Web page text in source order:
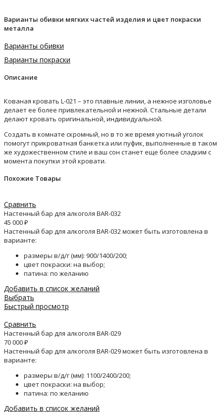
Варианты обивки мягких частей изделия и цвет покраски
металла
Варианты обивки
Варианты покраски
Описание
Кованая кровать L-021 – это плавные линии, а нежное изголовье
делает ее более привлекательной и нежной. Стальные детали
делают кровать оригинальной, индивидуальной.
Создать в комнате скромный, но в то же время уютный уголок
помогут прикроватная банкетка или пуфик, выполненные в таком
же художественном стиле и ваш сон станет еще более сладким с
момента покупки этой кровати.
Похожие Товары
Сравнить
Настенный бар для алкоголя BAR-032
45 000₽
Настенный бар для алкоголя BAR-032 может быть изготовлена в
варианте:
размеры в/д/г (мм): 900/1400/200;
цвет покраски: на выбор;
патина: по желанию
Добавить в список желаний
Выбрать
Быстрый просмотр
Сравнить
Настенный бар для алкоголя BAR-029
70 000₽
Настенный бар для алкоголя BAR-029 может быть изготовлена в
варианте:
размеры в/д/г (мм): 1100/2400/200;
цвет покраски: на выбор;
патина: по желанию
Добавить в список желаний